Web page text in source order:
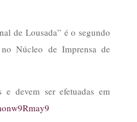
de Lousada” é o segundo
Núcleo de Imprensa de
e devem ser efetuadas em